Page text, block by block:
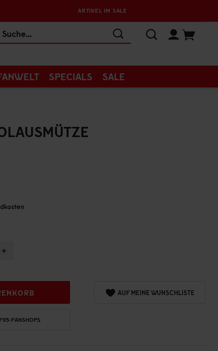
ARTIKEL IM SALE
SPECIALS SALE
+
AUF MEINE WUNSCHLISTE
FANSHOPS